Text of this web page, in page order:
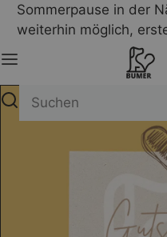
Sommerpause in der
weiterhin möglich,